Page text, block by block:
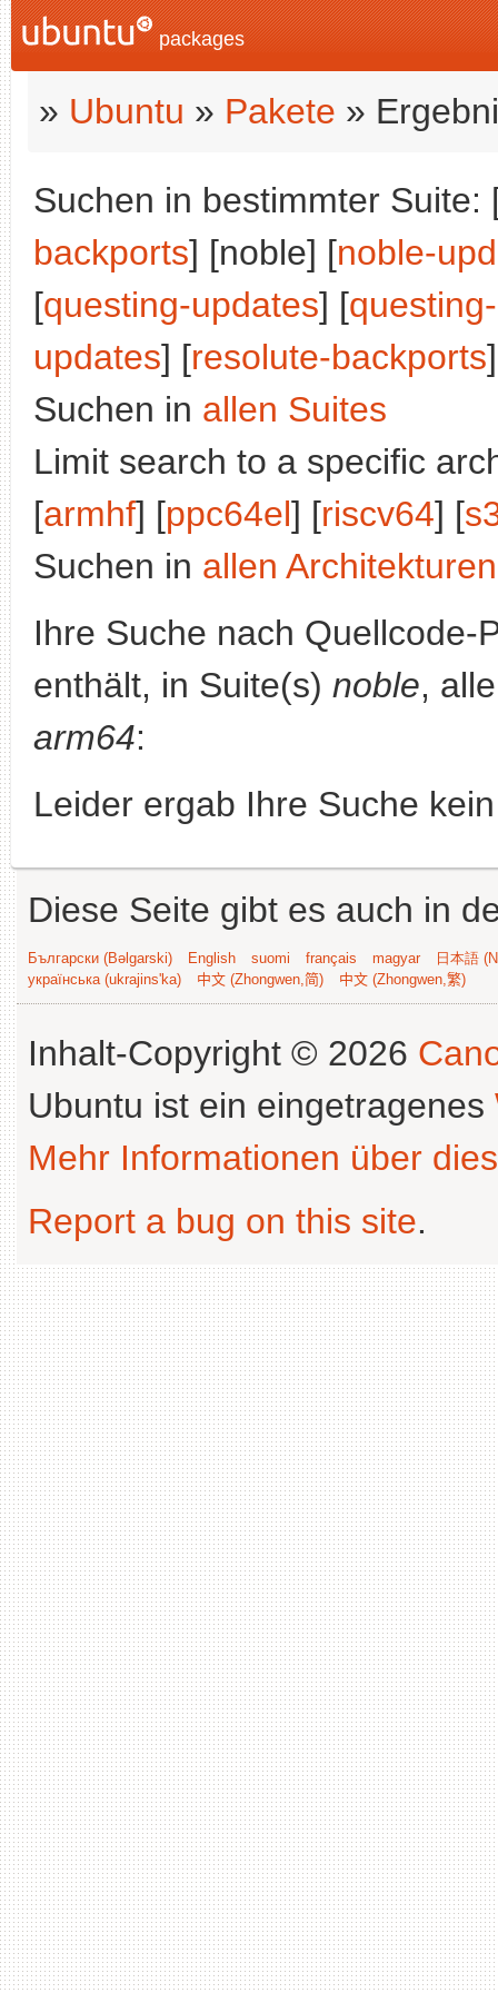
packages
» Ubuntu » Pakete »
Suchen in bestimmter Suite:
backports] [noble] [noble-
[questing-updates] [
updates] [resolute-backports
Suchen in allen Suites
Limit search to a specific
[armhf] [ppc64el] [riscv64] [
Suchen in allen Architekturen
Ihre Suche nach
enthält, in Suite(s) noble,
arm64:
Leider ergab Ihre Suche
Diese Seite gibt es auch in
Български (Bəlgarski) English suomi français magyar
日本語
українська (ukrajins'ka)
中文 (Zhongwen,简) 中文 (Zhongwen,繁)
Inhalt-Copyright © 2026
Ubuntu ist ein eingetragenes
Mehr Informationen über
Report a bug on this site.